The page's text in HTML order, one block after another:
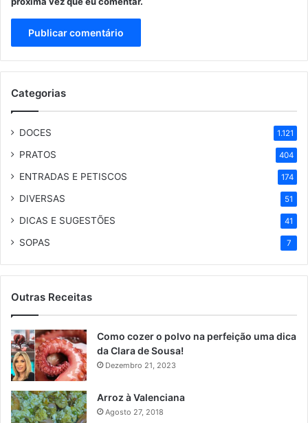
Categorias
DOCES 1.121
PRATOS 404
ENTRADAS E PETISCOS 174
DIVERSAS 51
DICAS E SUGESTÕES 41
SOPAS 7
Outras Receitas
Como cozer o polvo na perfeição uma dica
da Clara de Sousa!
Dezembro 21, 2023
Arroz à Valenciana
Agosto 27, 2018